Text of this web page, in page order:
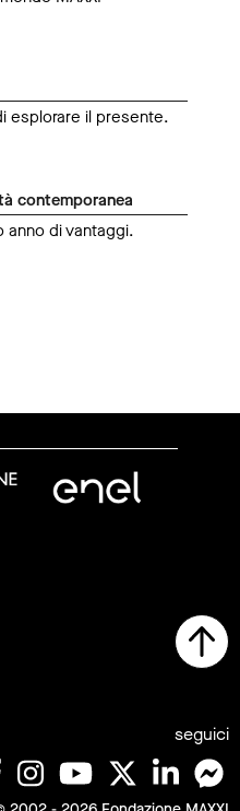
esplorare il presente.
contemporanea
anno di vantaggi.
seguici